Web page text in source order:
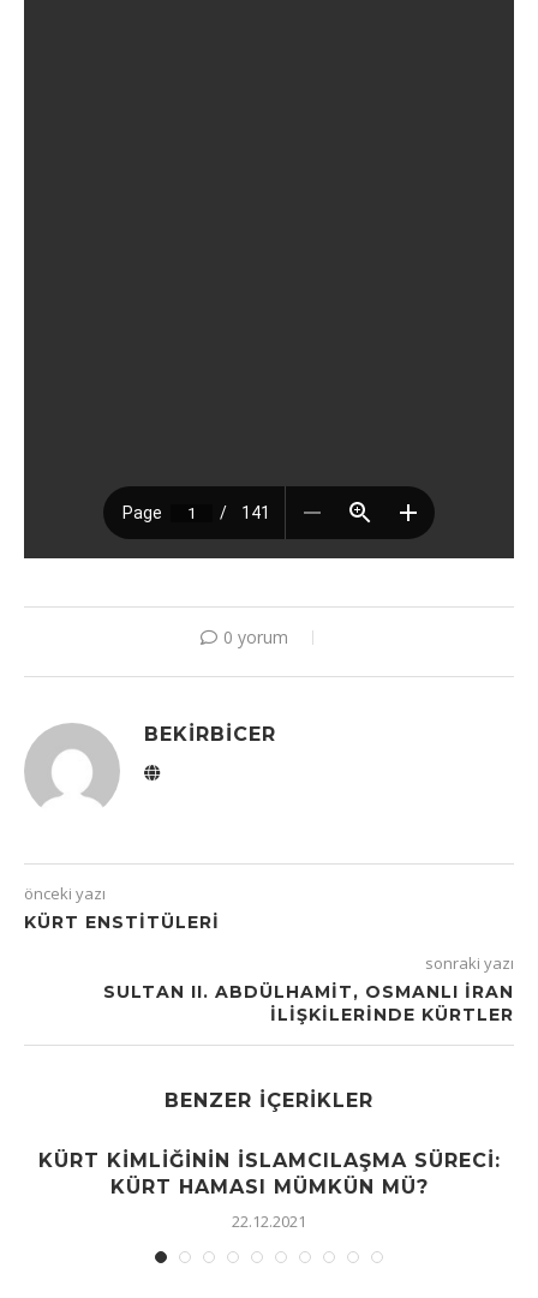
0 yorum
BEKIRBICER
önceki yazı
KÜRT ENSTITÜLERI
sonraki yazı
SULTAN II. ABDÜLHAMIT, OSMANLI İRAN
İLIŞKILERINDE KÜRTLER
BENZER İÇERIKLER
KÜRT KIMLIĞININ İSLAMCILAŞMA SÜRECI:
KÜRT HAMASI MÜMKÜN MÜ?
22.12.2021